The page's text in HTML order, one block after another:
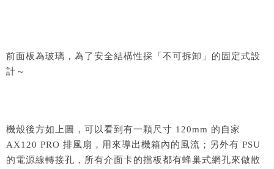
前面板為玻璃，為了安全結構性採「不可拆卸」的固定式設
計～
機殼後方如上圖，可以看到有一顆尺寸 120mm 的自家
AX120 PRO 排風扇，用來導出機箱內的風流；另外有 PSU
的電源線轉接孔，所有介面卡的擋板都有蜂巢式網孔來做散